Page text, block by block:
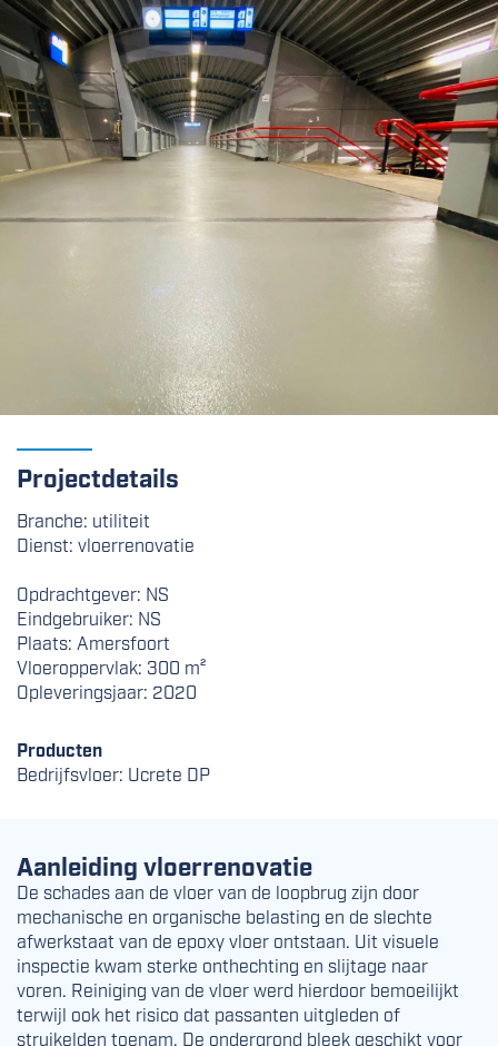
Projectdetails
Branche: utiliteit
Dienst: vloerrenovatie
Opdrachtgever: NS
Eindgebruiker: NS
Plaats: Amersfoort
Vloeroppervlak: 300 m²
Opleveringsjaar: 2020
Producten
Bedrijfsvloer: Ucrete DP
Aanleiding vloerrenovatie
De schades aan de vloer van de loopbrug zijn door
mechanische en organische belasting en de slechte
afwerkstaat van de epoxy vloer ontstaan. Uit visuele
inspectie kwam sterke onthechting en slijtage naar
voren. Reiniging van de vloer werd hierdoor bemoeilijkt
terwijl ook het risico dat passanten uitgleden of
struikelden toenam. De ondergrond bleek geschikt voor